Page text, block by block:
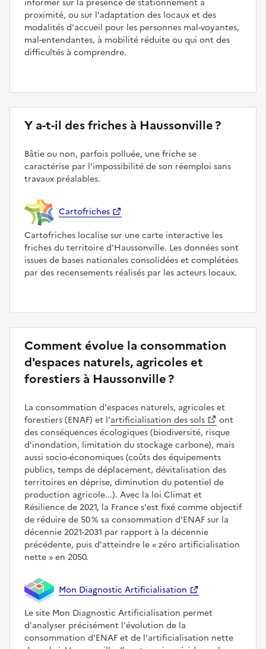
proximité, ou sur l'adaptation des locaux et des
modalités d'accueil pour les personnes mal-voyantes,
mal-entendantes, à mobilité réduite ou qui ont des
difficultés à comprendre.
Y a-t-il des friches à Haussonville ?
Bâtie ou non, parfois polluée, une friche se
caractérise par l'impossibilité de son réemploi sans
travaux préalables.
Cartofriches
Cartofriches localise sur une carte interactive les
friches du territoire d'Haussonville. Les données sont
issues de bases nationales consolidées et complétées
par des recensements réalisés par les acteurs locaux.
Comment évolue la consommation
d'espaces naturels, agricoles et
forestiers à Haussonville ?
La consommation d'espaces naturels, agricoles et
forestiers (ENAF) et l’artificialisation des sols
ont
des conséquences écologiques (biodiversité, risque
d'inondation, limitation du stockage carbone), mais
aussi socio-économiques (coûts des équipements
publics, temps de déplacement, dévitalisation des
territoires en déprise, diminution du potentiel de
production agricole...). Avec la loi Climat et
Résilience de 2021, la France s'est fixé comme objectif
de réduire de 50 % sa consommation d'ENAF sur la
décennie 2021-2031 par rapport à la décennie
précédente, puis d'atteindre le
zéro artificialisation
nette
en 2050.
Mon Diagnostic Artificialisation
Le site Mon Diagnostic Artificialisation permet
d'analyser précisément l'évolution de la
consommation d'ENAF et de l'artificialisation nette